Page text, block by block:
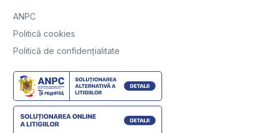
ANPC
Politică cookies
Politică de confidențialitate